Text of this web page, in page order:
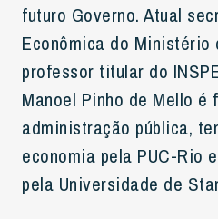
futuro Governo. Atual
Econômica do Ministério
professor titular do
Manoel Pinho de Mello é
administração pública,
economia pela PUC-Rio
pela Universidade de